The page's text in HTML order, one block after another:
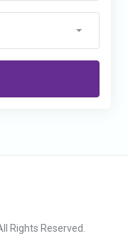
Rights Reserved.